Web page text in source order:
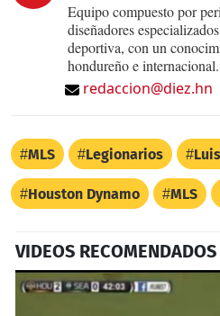
Equipo compuesto por
diseñadores
deportiva, con un
hondureño e internacional.
redaccion@diez.hn
MLS Legionarios
Houston Dynamo MLS
VIDEOS RECOMENDADOS